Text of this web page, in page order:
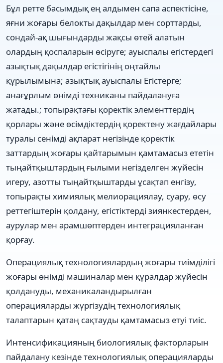
Бұл ретте басымдық ең алдымен сапа аспектісіне,
яғни жоғары белокты дақылдар мен сорттарды,
сондай-ақ шығындарды жақсы өтей алатын
олардың қоспаларын өсіруге; ауыспалы егістердегі
азықтық дақылдар егістігінің оңтайлы
құрылымына; азықтық ауыспалы Егістерге;
анағұрлым өнімді техниканы пайдалануға
жатады.; топырақтағы қоректік элементтердің
қорлары және өсімдіктердің қоректену жағдайлары
туралы сенімді ақпарат негізінде қоректік
заттардың жоғары қайтарымын қамтамасыз ететін
тыңайтқыштардың ғылыми негізделген жүйесін
игеру, азотты тыңайтқыштарды ұсақтап енгізу,
топырақты химиялық мелиорациялау, суару, өсу
реттегіштерін қолдану, егістіктерді зиянкестерден,
аурулар мен арамшөптерден интеграцияланған
қорғау.
Операциялық технологиялардың жоғары тиімділігі
жоғары өнімді машиналар мен құралдар жүйесін
қолдануды, механикаландырылған
операцияларды жүргізудің технологиялық
талаптарын қатаң сақтауды қамтамасыз етуі тиіс.
Интенсификацияның биологиялық факторларын
пайдалану кезінде технологиялық операцияларды